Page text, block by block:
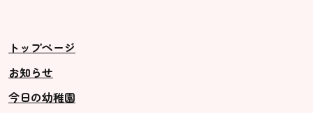
トップページ
お知らせ
今日の幼稚園